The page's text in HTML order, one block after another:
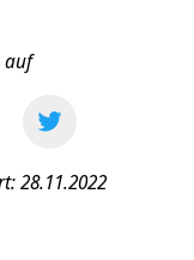
auf
28.11.2022